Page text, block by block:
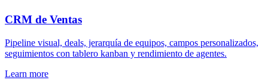
CRM de Ventas
Pipeline visual, deals, jerarquía de equipos, campos personalizados,
seguimientos con tablero kanban y rendimiento de agentes.
Learn more